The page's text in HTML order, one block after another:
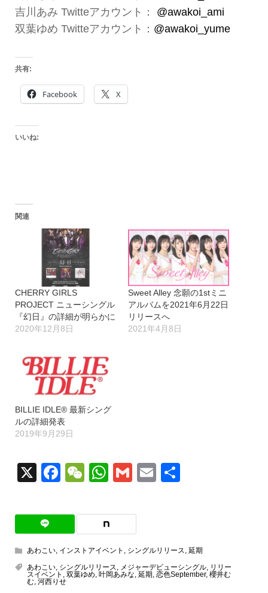
吉川あみ Twitteアカウント： @awakoi_ami
双葉ゆめ Twitteアカウント： @awakoi_yume
共有:
Facebook X
いいね:
関連
CHERRY GIRLS
PROJECT ニューシングル
『幻日』の詳細が明らかに
2020年12月8日
Sweet Alley 念願の1stミニ
アルバムを2021年6月22日
リリースへ
2021年4月8日
BILLIE IDLE® 最新シング
ルの詳細発表
2019年9月29日
X Facebook
WeChat
WhatsApp
GmailEmail
あわこい, インストアイベント シングルリリース 延期
あわこい, シングルリリース メジャーデビューシングル, リリー
スイベント
双葉ゆめ 叶岡あみな 延期 恋色September, 櫻井む
む, 河西りせ